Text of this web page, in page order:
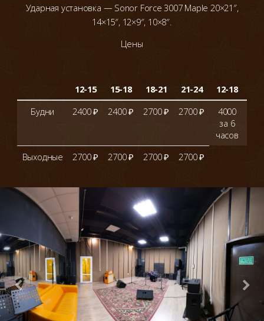
Ударная установка — Sonor Force 3007 Maple 20×21″,
14×15″, 12×9″, 10×8″.
Цены
12-15 15-18 18-21 21-24 12-18
Будни
2400 ₽ 2400 ₽ 2700 ₽ 2700 ₽
4000
за 6
часов
Выходные 2700 ₽ 2700 ₽ 2700 ₽ 2700 ₽